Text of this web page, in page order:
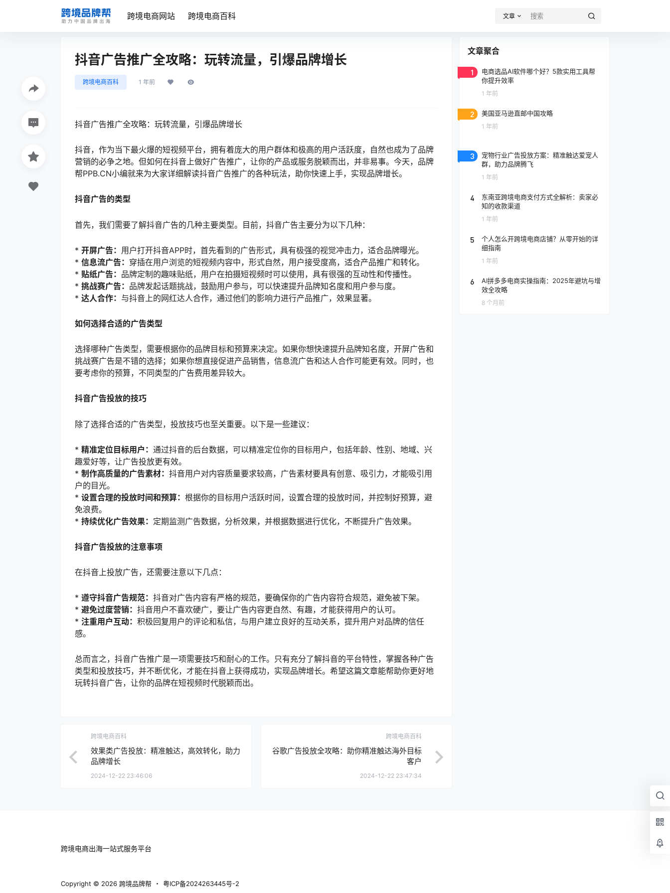
跨境电商网站 跨境电商百科 文章
抖音广告推广全攻略：玩转流量，引爆品牌增长
跨境电商百科 1 年前
抖音广告推广全攻略：玩转流量，引爆品牌增长
抖音，作为当下最火爆的短视频平台，拥有着庞大的用户群体和极高的用户活跃度，自然也成为了品牌
营销的必争之地。但如何在抖音上做好广告推广，让你的产品或服务脱颖而出，并非易事。今天，品牌
帮PPB.CN小编就来为大家详细解读抖音广告推广的各种玩法，助你快速上手，实现品牌增长。
抖音广告的类型
首先，我们需要了解抖音广告的几种主要类型。目前，抖音广告主要分为以下几种：
* 开屏广告： 用户打开抖音APP时，首先看到的广告形式，具有极强的视觉冲击力，适合品牌曝光。
* 信息流广告： 穿插在用户浏览的短视频内容中，形式自然，用户接受度高，适合产品推广和转化。
* 贴纸广告： 品牌定制的趣味贴纸，用户在拍摄短视频时可以使用，具有很强的互动性和传播性。
* 挑战赛广告： 品牌发起话题挑战，鼓励用户参与，可以快速提升品牌知名度和用户参与度。
* 达人合作： 与抖音上的网红达人合作，通过他们的影响力进行产品推广，效果显著。
如何选择合适的广告类型
选择哪种广告类型，需要根据你的品牌目标和预算来决定。如果你想快速提升品牌知名度，开屏广告和
挑战赛广告是不错的选择；如果你想直接促进产品销售，信息流广告和达人合作可能更有效。同时，也
要考虑你的预算，不同类型的广告费用差异较大。
抖音广告投放的技巧
除了选择合适的广告类型，投放技巧也至关重要。以下是一些建议：
* 精准定位目标用户： 通过抖音的后台数据，可以精准定位你的目标用户，包括年龄、性别、地域、兴
趣爱好等，让广告投放更有效。
* 制作高质量的广告素材： 抖音用户对内容质量要求较高，广告素材要具有创意、吸引力，才能吸引用
户的目光。
* 设置合理的投放时间和预算： 根据你的目标用户活跃时间，设置合理的投放时间，并控制好预算，避
免浪费。
* 持续优化广告效果： 定期监测广告数据，分析效果，并根据数据进行优化，不断提升广告效果。
抖音广告投放的注意事项
在抖音上投放广告，还需要注意以下几点：
* 遵守抖音广告规范： 抖音对广告内容有严格的规范，要确保你的广告内容符合规范，避免被下架。
* 避免过度营销： 抖音用户不喜欢硬广，要让广告内容更自然、有趣，才能获得用户的认可。
* 注重用户互动： 积极回复用户的评论和私信，与用户建立良好的互动关系，提升用户对品牌的信任
感。
总而言之，抖音广告推广是一项需要技巧和耐心的工作。只有充分了解抖音的平台特性，掌握各种广告
类型和投放技巧，并不断优化，才能在抖音上获得成功，实现品牌增长。希望这篇文章能帮助你更好地
玩转抖音广告，让你的品牌在短视频时代脱颖而出。
跨境电商百科
效果类广告投放：精准触达，高效转化，助力
品牌增长
2024-12-22 23:46:06
跨境电商百科
谷歌广告投放全攻略：助你精准触达海外目标
客户
2024-12-22 23:47:34
文章聚合
1
电商选品AI软件哪个好？5款实用工具帮
你提升效率
1 年前
2 美国亚马逊直邮中国攻略
1 年前
3
宠物行业广告投放方案：精准触达爱宠人
群，助力品牌腾飞
1 年前
4
东南亚跨境电商支付方式全解析：卖家必
知的收款渠道
1 年前
5
个人怎么开跨境电商店铺？从零开始的详
细指南
1 年前
6
AI拼多多电商实操指南：2025年避坑与增
效全攻略
8 个月前
跨境电商出海一站式服务平台
Copyright © 2026 跨境品牌帮 ・ 粤ICP备2024263445号-2